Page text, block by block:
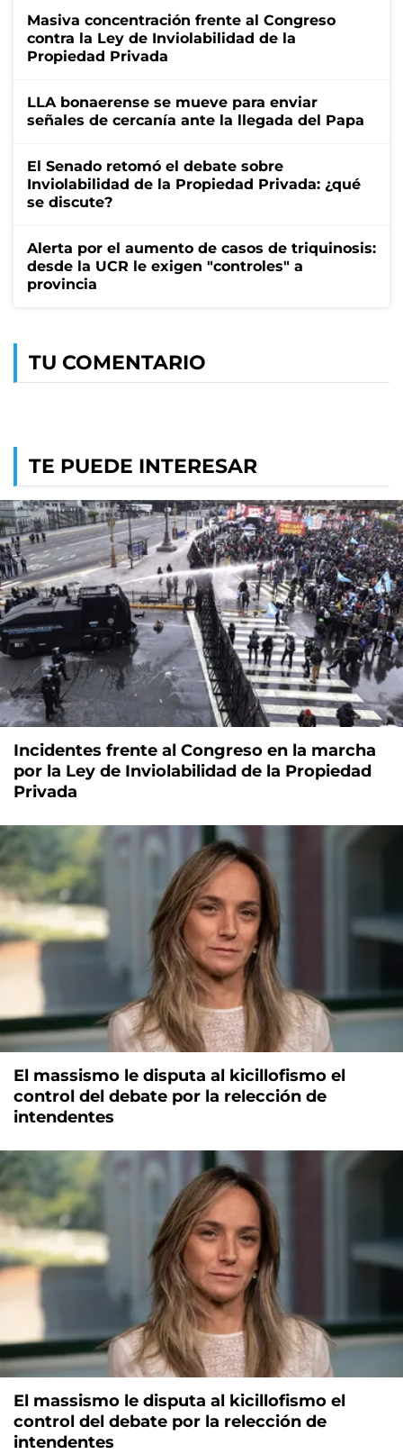
Masiva concentración frente al Congreso
contra la Ley de Inviolabilidad de la
Propiedad Privada
LLA bonaerense se mueve para enviar
señales de cercanía ante la llegada del Papa
El Senado retomó el debate sobre
Inviolabilidad de la Propiedad Privada: ¿qué
se discute?
Alerta por el aumento de casos de triquinosis:
desde la UCR le exigen "controles" a
provincia
TU COMENTARIO
TE PUEDE INTERESAR
Incidentes frente al Congreso en la marcha
por la Ley de Inviolabilidad de la Propiedad
Privada
El massismo le disputa al kicillofismo el
control del debate por la relección de
intendentes
El massismo le disputa al kicillofismo el
control del debate por la relección de
intendentes